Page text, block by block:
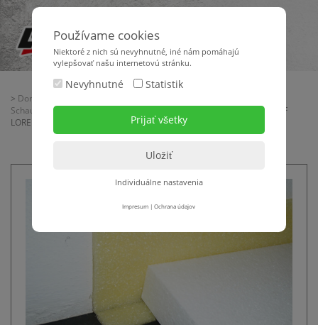
> Domov
Schaumfolien - Rolldämmplatten
> PE-Randstreifen RSF
LORENCIC
Používame cookies
Niektoré z nich sú nevyhnutné, iné nám pomáhajú
vylepšovať našu internetovú stránku.
Nevyhnutné Statistik
Individuálne nastavenia
Impresum |Ochrana údajov